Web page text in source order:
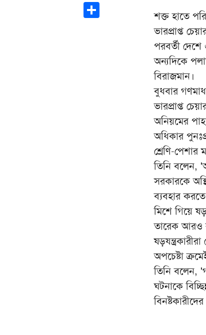
Share
শক্ত হাতে
ভারপ্রাপ্ত
পরবর্তী
অন্যদিকে
বিরাজমান।
বুধবার
ভারপ্রাপ্ত
অনিয়মের
অধিকার
শ্রেণি-
তিনি বলেন,
সরকারকে
ব্যবহার
মিশে গিয়ে
তারেক আরও
অপচেষ্টা
তিনি বলেন,
ঘটনাকে